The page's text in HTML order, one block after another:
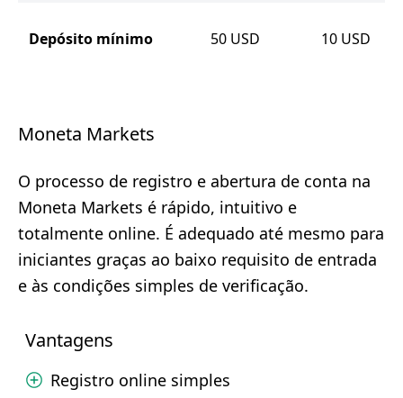
Depósito mínimo 50 USD 10 USD
Moneta Markets
O processo de registro e abertura de conta na
Moneta Markets é rápido, intuitivo e
totalmente online. É adequado até mesmo para
iniciantes graças ao baixo requisito de entrada
e às condições simples de verificação.
Vantagens
Registro online simples